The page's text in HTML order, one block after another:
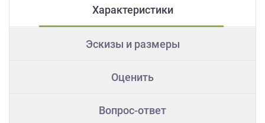
Характеристики
Эскизы и размеры
Оценить
Вопрос-ответ